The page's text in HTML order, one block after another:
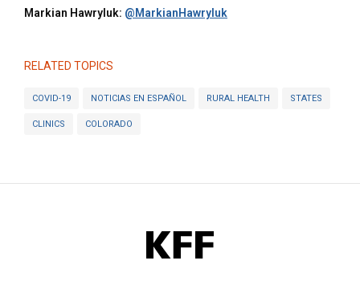
Markian Hawryluk: @MarkianHawryluk
RELATED TOPICS
COVID-19 NOTICIAS EN ESPAÑOL RURAL HEALTH STATES
CLINICS COLORADO
KFF